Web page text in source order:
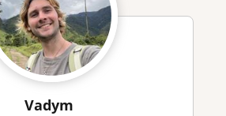
Vadym